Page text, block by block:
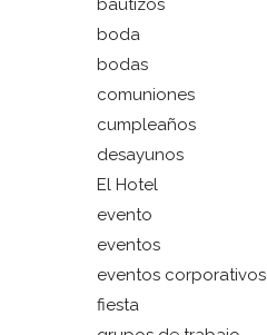
bautizos
boda
bodas
comuniones
cumpleaños
desayunos
El Hotel
evento
eventos
eventos corporativos
fiesta